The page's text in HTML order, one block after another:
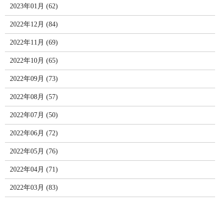
2023年01月 (62)
2022年12月 (84)
2022年11月 (69)
2022年10月 (65)
2022年09月 (73)
2022年08月 (57)
2022年07月 (50)
2022年06月 (72)
2022年05月 (76)
2022年04月 (71)
2022年03月 (83)